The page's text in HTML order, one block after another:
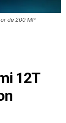
de 200 MP
12T